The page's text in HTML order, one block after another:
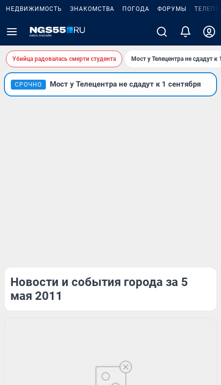
НЕДВИЖИМОСТЬ ЗНАКОМСТВА ПОГОДА ФОРУМЫ
Убийца радовалась смерти студента Мост у Телецентра не сдадут к
СРОЧНО Мост у Телецентра не сдадут к 1 сентября
Новости и события города за 5
мая 2011